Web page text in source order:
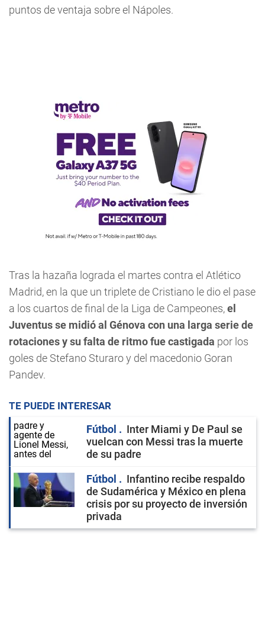
puntos de ventaja sobre el Nápoles.
Tras la hazaña lograda el martes contra el Atlético
Madrid, en la que un triplete de Cristiano le dio el pase
a los cuartos de final de la Liga de Campeones,el
Juventus se midió al Génova con una larga serie de
rotaciones y su falta de ritmo fue castigada por los
goles de Stefano Sturaro y del macedonio Goran
Pandev.
TE PUEDE INTERESAR
Fútbol
Inter Miami y De Paul se
vuelcan con Messi tras la muerte
de su padre
Fútbol
Infantino recibe respaldo
de Sudamérica y México en plena
crisis por su proyecto de inversión
privada